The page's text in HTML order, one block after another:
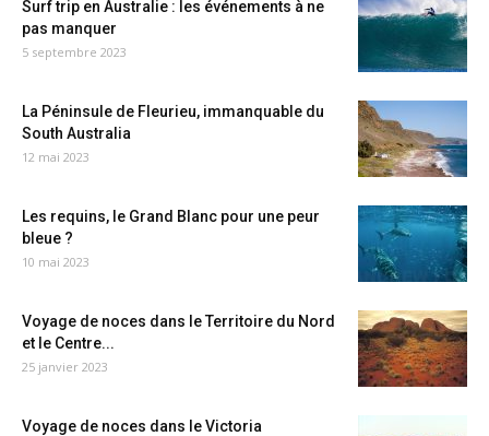
Surf trip en Australie : les événements à ne
pas manquer
5 septembre 2023
La Péninsule de Fleurieu, immanquable du
South Australia
12 mai 2023
Les requins, le Grand Blanc pour une peur
bleue ?
10 mai 2023
Voyage de noces dans le Territoire du Nord
et le Centre...
25 janvier 2023
Voyage de noces dans le Victoria